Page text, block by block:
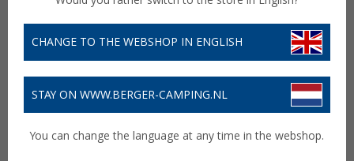
CHANGE TO THE WEBSHOP IN ENGLISH
STAY ON WWW.BERGER-CAMPING.NL
You can change the language at any time in the webshop.